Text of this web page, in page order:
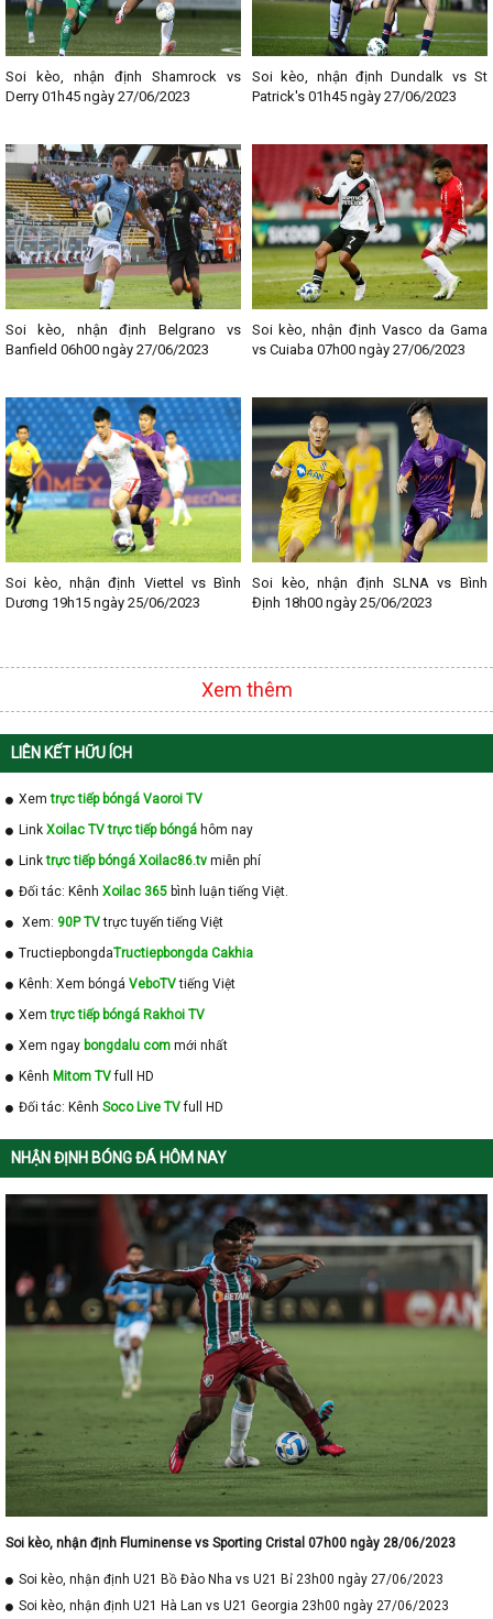
Soi kèo, nhận định Shamrock vs
Derry 01h45 ngày 27/06/2023
Soi kèo, nhận định Dundalk vs St
Patrick's 01h45 ngày 27/06/2023
Soi kèo, nhận định Belgrano vs
Banfield 06h00 ngày 27/06/2023
Soi kèo, nhận định Vasco da Gama
vs Cuiaba 07h00 ngày 27/06/2023
Soi kèo, nhận định Viettel vs Bình
Dương 19h15 ngày 25/06/2023
Soi kèo, nhận định SLNA vs Bình
Định 18h00 ngày 25/06/2023
Xem thêm
LIÊN KẾT HỮU ÍCH
Xemtrực tiếp bóngá Vaoroi TV
Link Xoilac TV trực tiếp bóngá hôm nay
Linktrực tiếp bóngá Xoilac86.tv miễn phí
Đối tác: Kênh Xoilac 365 bình luận tiếng Việt.
Xem: 90P TVtrực tuyến tiếng Việt
TructiepbongdaTructiepbongda Cakhia
Kênh: Xem bóngá VeboTVtiếng Việt
Xemtrực tiếp bóngá Rakhoi TV
Xem ngay bongdalu com mới nhất
Kênh Mitom TVfull HD
Đối tác: Kênh Soco Live TVfull HD
NHẬN ĐỊNH BÓNG ĐÁ HÔM NAY
Soi kèo, nhận định Fluminense vs Sporting Cristal 07h00 ngày 28/06/2023
Soi kèo, nhận định U21 Bồ Đào Nha vs U21 Bỉ 23h00 ngày 27/06/2023
Soi kèo, nhận định U21 Hà Lan vs U21 Georgia 23h00 ngày 27/06/2023